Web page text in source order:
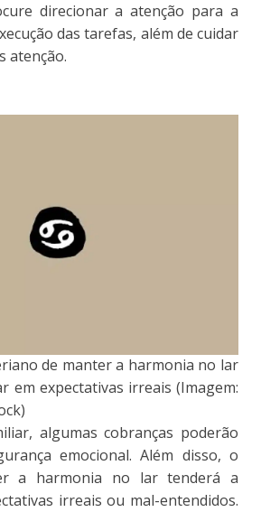
direcionar a atenção para a
das tarefas, além de cuidar
atenção.
de manter a harmonia no lar
em expectativas irreais (Imagem:
algumas cobranças poderão
emocional. Além disso, o
a harmonia no lar tenderá a
irreais ou mal-entendidos.